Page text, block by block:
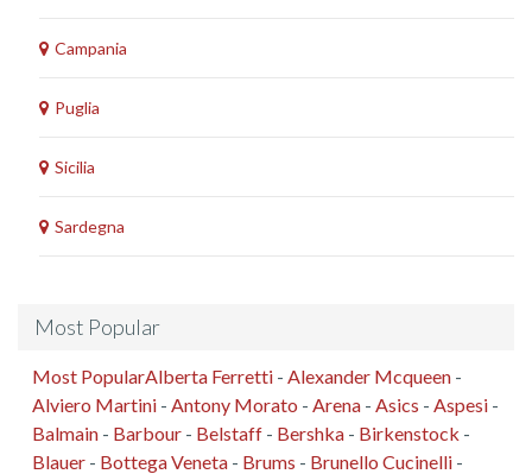
Campania
Puglia
Sicilia
Sardegna
Most Popular
Most PopularAlberta Ferretti - Alexander Mcqueen -
Alviero Martini - Antony Morato - Arena - Asics - Aspesi -
Balmain - Barbour - Belstaff - Bershka - Birkenstock -
Blauer - Bottega Veneta - Brums - Brunello Cucinelli -